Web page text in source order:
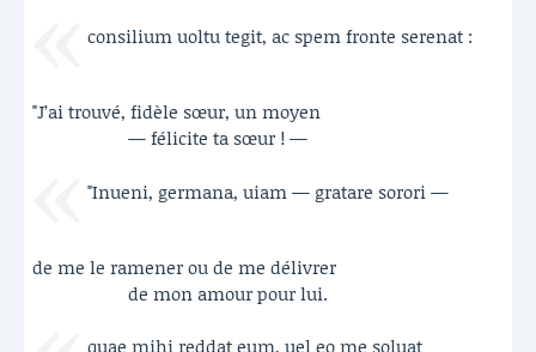
consilium uoltu tegit, ac spem fronte serenat :
"J’ai trouvé, fidèle sœur, un moyen
— félicite ta sœur ! —
"Inueni, germana, uiam — gratare sorori —
de me le ramener ou de me délivrer
de mon amour pour lui.
quae mihi reddat eum, uel eo me soluat